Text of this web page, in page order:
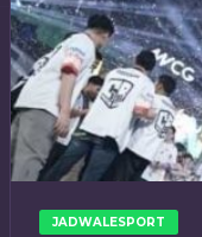
JADWALESPORT